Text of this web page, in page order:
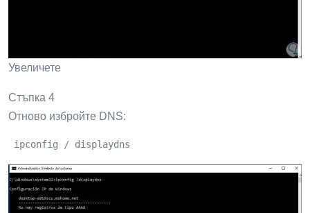
Увеличете
Стъпка 4
Отново избройте DNS:
ipconfig / displaydns